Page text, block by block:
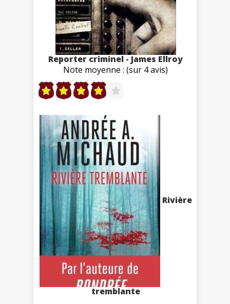
Reporter criminel - James Ellroy
Note moyenne : (sur 4 avis)
Rivière
tremblante